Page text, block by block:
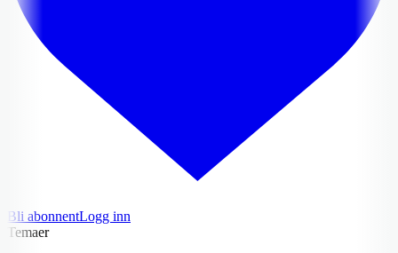
Bli abonnentLogg inn
Temaer